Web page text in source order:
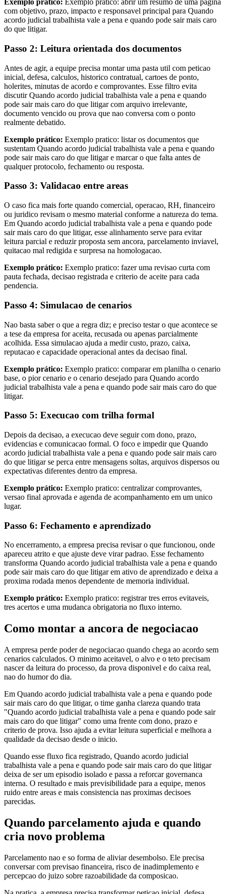
Exemplo prático: Exemplo pratico: abrir um resumo de uma pagina
com objetivo, prazo, impacto e responsavel principal para Quando
acordo judicial trabalhista vale a pena e quando pode sair mais caro
do que litigar.
Passo 2: Leitura orientada dos documentos
Antes de agir, a equipe precisa montar uma pasta util com peticao
inicial, defesa, calculos, historico contratual, cartoes de ponto,
holerites, minutas de acordo e comprovantes. Esse filtro evita
discutir Quando acordo judicial trabalhista vale a pena e quando
pode sair mais caro do que litigar com arquivo irrelevante,
documento vencido ou prova que nao conversa com o ponto
realmente debatido.
Exemplo prático: Exemplo pratico: listar os documentos que
sustentam Quando acordo judicial trabalhista vale a pena e quando
pode sair mais caro do que litigar e marcar o que falta antes de
qualquer protocolo, fechamento ou resposta.
Passo 3: Validacao entre areas
O caso fica mais forte quando comercial, operacao, RH, financeiro
ou juridico revisam o mesmo material conforme a natureza do tema.
Em Quando acordo judicial trabalhista vale a pena e quando pode
sair mais caro do que litigar, esse alinhamento serve para evitar
leitura parcial e reduzir proposta sem ancora, parcelamento inviavel,
quitacao mal redigida e surpresa na homologacao.
Exemplo prático: Exemplo pratico: fazer uma revisao curta com
pauta fechada, decisao registrada e criterio de aceite para cada
pendencia.
Passo 4: Simulacao de cenarios
Nao basta saber o que a regra diz; e preciso testar o que acontece se
a tese da empresa for aceita, recusada ou apenas parcialmente
acolhida. Essa simulacao ajuda a medir custo, prazo, caixa,
reputacao e capacidade operacional antes da decisao final.
Exemplo prático: Exemplo pratico: comparar em planilha o cenario
base, o pior cenario e o cenario desejado para Quando acordo
judicial trabalhista vale a pena e quando pode sair mais caro do que
litigar.
Passo 5: Execucao com trilha formal
Depois da decisao, a execucao deve seguir com dono, prazo,
evidencias e comunicacao formal. O foco e impedir que Quando
acordo judicial trabalhista vale a pena e quando pode sair mais caro
do que litigar se perca entre mensagens soltas, arquivos dispersos ou
expectativas diferentes dentro da empresa.
Exemplo prático: Exemplo pratico: centralizar comprovantes,
versao final aprovada e agenda de acompanhamento em um unico
lugar.
Passo 6: Fechamento e aprendizado
No encerramento, a empresa precisa revisar o que funcionou, onde
apareceu atrito e que ajuste deve virar padrao. Esse fechamento
transforma Quando acordo judicial trabalhista vale a pena e quando
pode sair mais caro do que litigar em ativo de aprendizado e deixa a
proxima rodada menos dependente de memoria individual.
Exemplo prático: Exemplo pratico: registrar tres erros evitaveis,
tres acertos e uma mudanca obrigatoria no fluxo interno.
Como montar a ancora de negociacao
A empresa perde poder de negociacao quando chega ao acordo sem
cenarios calculados. O minimo aceitavel, o alvo e o teto precisam
nascer da leitura do processo, da prova disponivel e do caixa real,
nao do humor do dia.
Em Quando acordo judicial trabalhista vale a pena e quando pode
sair mais caro do que litigar, o time ganha clareza quando trata
"Quando acordo judicial trabalhista vale a pena e quando pode sair
mais caro do que litigar" como uma frente com dono, prazo e
criterio de prova. Isso ajuda a evitar leitura superficial e melhora a
qualidade da decisao desde o inicio.
Quando esse fluxo fica registrado, Quando acordo judicial
trabalhista vale a pena e quando pode sair mais caro do que litigar
deixa de ser um episodio isolado e passa a reforcar governanca
interna. O resultado e mais previsibilidade para a equipe, menos
ruido entre areas e mais consistencia nas proximas decisoes
parecidas.
Quando parcelamento ajuda e quando
cria novo problema
Parcelamento nao e so forma de aliviar desembolso. Ele precisa
conversar com previsao financeira, risco de inadimplemento e
percepcao do juizo sobre razoabilidade da composicao.